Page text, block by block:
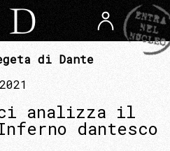
di Dante
analizza il
dantesco